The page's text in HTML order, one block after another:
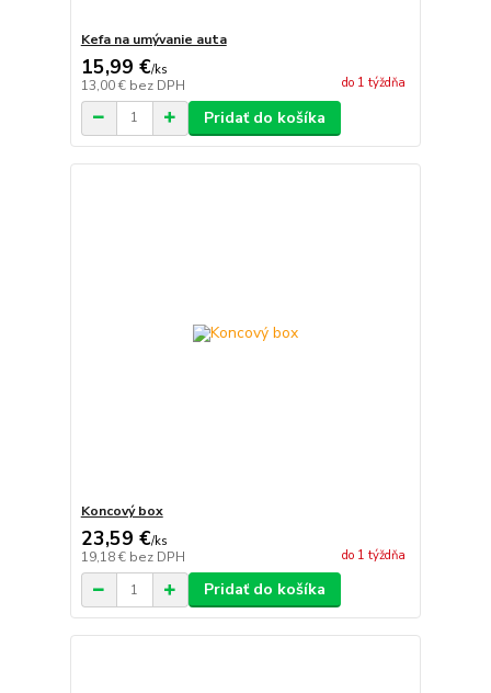
Kefa na umývanie auta
15,99 €/ks
13,00 € bez DPH do 1 týždňa
Pridať do košíka
Koncový box
23,59 €/ks
19,18 € bez DPH do 1 týždňa
Pridať do košíka